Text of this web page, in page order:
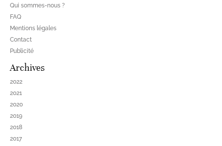
Qui sommes-nous ?
FAQ
Mentions légales
Contact
Publicité
Archives
2022
2021
2020
2019
2018
2017